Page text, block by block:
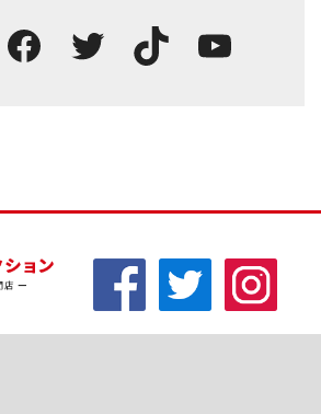
Instagram
Facebook
TwitterTikTok